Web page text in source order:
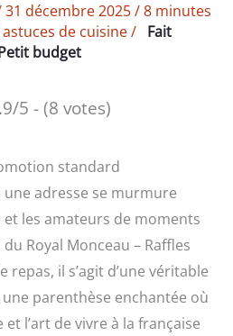
31 décembre 2025/8 minutes
de cuisine/ Fait
budget
5 - (8 votes)
adresse se murmure
les amateurs de moments
Royal Monceau – Raffles
repas, il s’agit d’une véritable
parenthèse enchantée où
l’art de vivre à la française